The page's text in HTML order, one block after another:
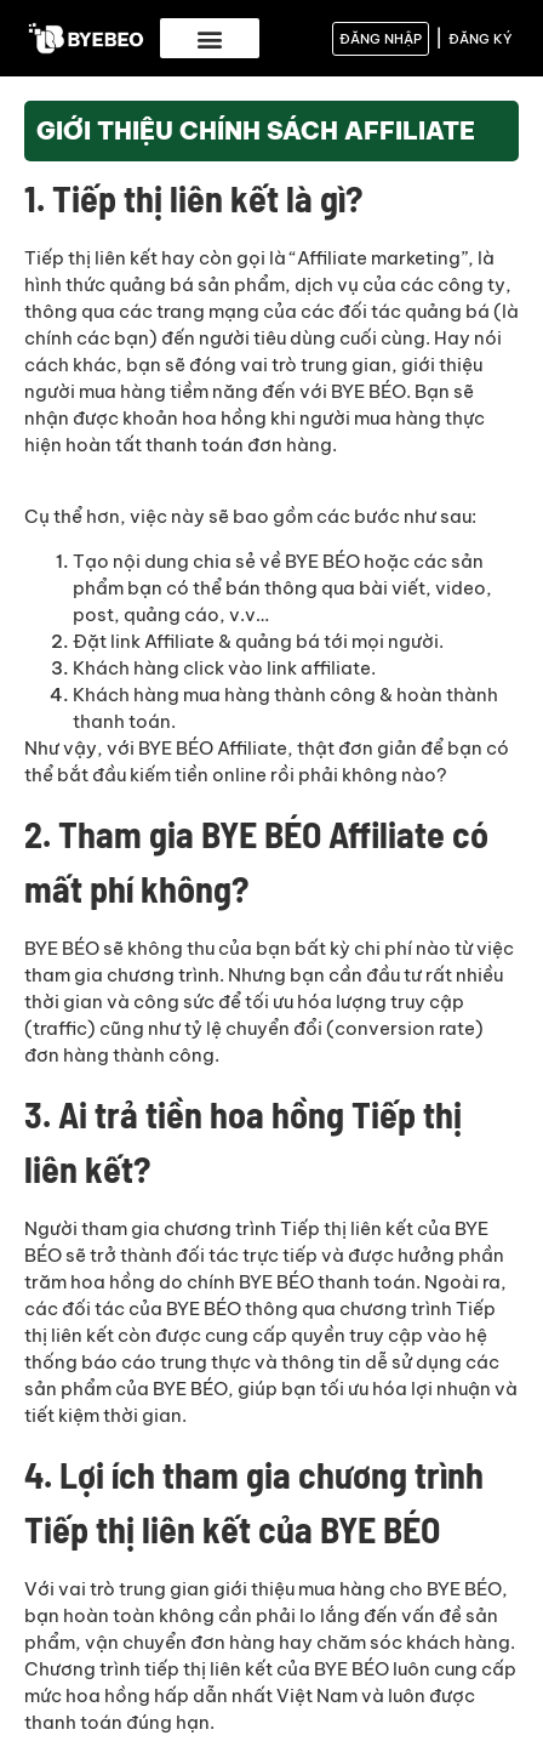
ĐĂNG NHẬP ĐĂNG KÝ
GIỚI THIỆU CHÍNH SÁCH AFFILIATE
1. Tiếp thị liên kết là gì?
Tiếp thị liên kết hay còn gọi là “Affiliate marketing”, là
hình thức quảng bá sản phẩm, dịch vụ của các công ty,
thông qua các trang mạng của các đối tác quảng bá (là
chính các bạn) đến người tiêu dùng cuối cùng. Hay nói
cách khác, bạn sẽ đóng vai trò trung gian, giới thiệu
người mua hàng tiềm năng đến với BYE BÉO. Bạn sẽ
nhận được khoản hoa hồng khi người mua hàng thực
hiện hoàn tất thanh toán đơn hàng.
Cụ thể hơn, việc này sẽ bao gồm các bước như sau:
Tạo nội dung chia sẻ về BYE BÉO hoặc các sản
phẩm bạn có thể bán thông qua bài viết, video,
post, quảng cáo, v.v…
Đặt link Affiliate & quảng bá tới mọi người.
Khách hàng click vào link affiliate.
Khách hàng mua hàng thành công & hoàn thành
thanh toán.
Như vậy, với BYE BÉO Affiliate, thật đơn giản để bạn có
thể bắt đầu kiếm tiền online rồi phải không nào?
2. Tham gia BYE BÉO Affiliate có
mất phí không?
BYE BÉO sẽ không thu của bạn bất kỳ chi phí nào từ việc
tham gia chương trình. Nhưng bạn cần đầu tư rất nhiều
thời gian và công sức để tối ưu hóa lượng truy cập
(traffic) cũng như tỷ lệ chuyển đổi (conversion rate)
đơn hàng thành công.
3. Ai trả tiền hoa hồng Tiếp thị
liên kết?
Người tham gia chương trình Tiếp thị liên kết của BYE
BÉO sẽ trở thành đối tác trực tiếp và được hưởng phần
trăm hoa hồng do chính BYE BÉO thanh toán. Ngoài ra,
các đối tác của BYE BÉO thông qua chương trình Tiếp
thị liên kết còn được cung cấp quyền truy cập vào hệ
thống báo cáo trung thực và thông tin dễ sử dụng các
sản phẩm của BYE BÉO, giúp bạn tối ưu hóa lợi nhuận và
tiết kiệm thời gian.
4. Lợi ích tham gia chương trình
Tiếp thị liên kết của BYE BÉO
Với vai trò trung gian giới thiệu mua hàng cho BYE BÉO,
bạn hoàn toàn không cần phải lo lắng đến vấn đề sản
phẩm, vận chuyển đơn hàng hay chăm sóc khách hàng.
Chương trình tiếp thị liên kết của BYE BÉO luôn cung cấp
mức hoa hồng hấp dẫn nhất Việt Nam và luôn được
thanh toán đúng hạn.